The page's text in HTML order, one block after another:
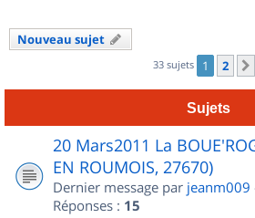
Nouveau sujet
33 sujets 1 2
Sujets
20 Mars2011 La
EN ROUMOIS, 27670)
Dernier message par jeanm009
Réponses : 15